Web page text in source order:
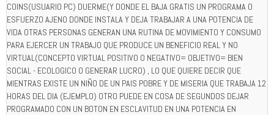
COINS(USUARIO PC) DUERME(Y DONDE EL BAJA GRATIS UN PROGRAMA O
ESFUERZO AJENO DONDE INSTALA Y DEJA TRABAJAR A UNA POTENCIA DE
VIDA OTRAS PERSONAS GENERAN UNA RUTINA DE MOVIMIENTO Y CONSUMO
PARA EJERCER UN TRABAJO QUE PRODUCE UN BENEFICIO REAL Y NO
VIRTUAL(CONCEPTO VIRTUAL POSITIVO O NEGATIVO= OBJETIVO= BIEN
SOCIAL - ECOLOGICO O GENERAR LUCRO) , LO QUE QUIERE DECIR QUE
MIENTRAS EXISTE UN NIÑO DE UN PAIS POBRE Y DE MISERIA QUE TRABAJA 12
HORAS DEL DIA (EJEMPLO) OTRO PUEDE EN COSA DE SEGUNDOS DEJAR
PROGRAMADO CON UN BOTON EN ESCLAVITUD EN UNA POTENCIA EN